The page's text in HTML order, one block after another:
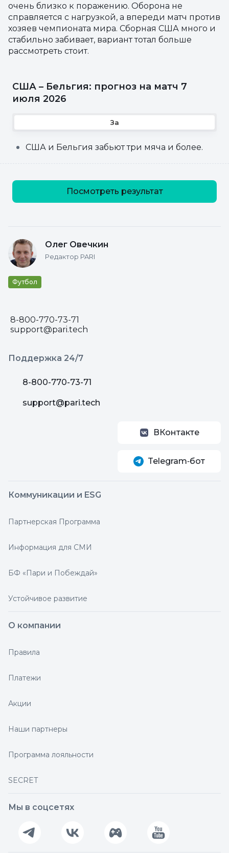
очень близко к поражению. Оборона не
справляется с нагрузкой, а впереди матч против
хозяев чемпионата мира. Сборная США много и
стабильно забивает, вариант тотал больше
рассмотреть стоит.
США – Бельгия: прогноз на матч 7
июля 2026
За
США и Бельгия забьют три мяча и более.
Посмотреть результат
Олег Овечкин
Редактор PARI
Футбол
8-800-770-73-71
support@pari.tech
Поддержка 24/7
8-800-770-73-71
support@pari.tech
ВКонтакте
Telegram‑бот
Коммуникации и ESG
Партнерская Программа
Информация для СМИ
БФ «Пари и Побеждай»
Устойчивое развитие
О компании
Правила
Платежи
Акции
Наши партнеры
Программа лояльности
SECRET
Мы в соцсетях